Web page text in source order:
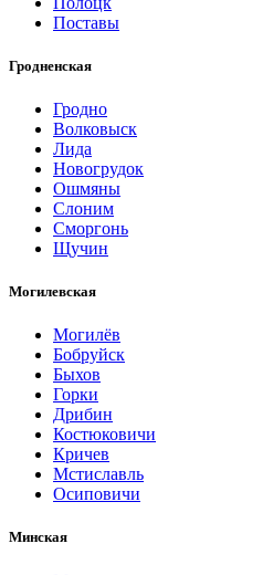
Поставы
Гродненская
Гродно
Волковыск
Лида
Новогрудок
Ошмяны
Слоним
Сморгонь
Щучин
Могилевская
Могилёв
Бобруйск
Быхов
Горки
Дрибин
Костюковичи
Кричев
Мстиславль
Осиповичи
Минская